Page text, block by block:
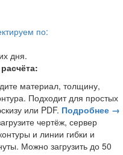
по:
дня.
материал, толщину,
Подходит для простых
или PDF. Подробнее →
чертёж, сервер
и линии гибки и
Можно загрузить до 50